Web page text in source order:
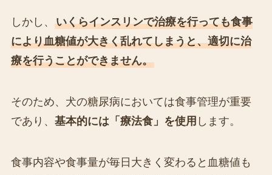
しかし、 いくらインスリンで治療を行っても食事
により血糖値が大きく乱れてしまうと、適切に治
療を行うことができません。
そのため、犬の糖尿病においては食事管理が重要
であり、 基本的には「療法食」を使用 します。
食事内容や食事量が毎日大きく変わると血糖値も